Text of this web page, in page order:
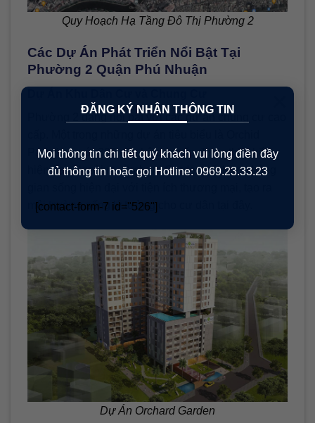
ĐĂNG KÝ NHẬN THÔNG TIN
Mọi thông tin chi tiết quý khách vui lòng điền đầy
đủ thông tin hoặc gọi Hotline: 0969.23.33.23
[contact-form-7 id="526"]
Quy Hoạch Hạ Tầng Đô Thị Phường 2
Các Dự Án Phát Triển Nổi Bật Tại
Phường 2 Quận Phú Nhuận
Phường 2 đang nổi bật với các dự án chung cư cao
Parkview, với 399 căn hộ cao cấp được thiết kế
hiện đại. Ngoài ra, Orchard Garden kết hợp không
môi trường sống lý tưởng cho cư dân tại đây.
Dự Án Orchard Garden